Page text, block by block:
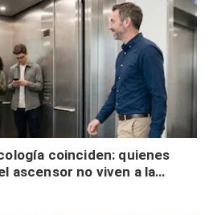
coinciden: quienes
ascensor no viven a la
social